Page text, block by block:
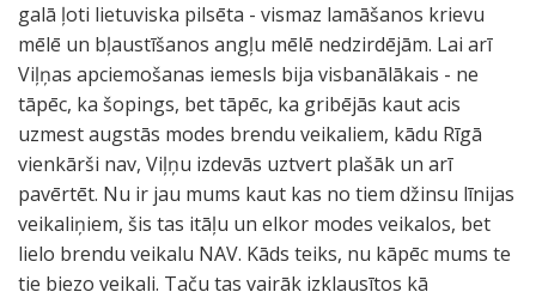
galā ļoti lietuviska pilsēta - vismaz lamāšanos krievu
mēlē un bļaustīšanos angļu mēlē nedzirdējām. Lai arī
Viļņas apciemošanas iemesls bija visbanālākais - ne
tāpēc, ka šopings, bet tāpēc, ka gribējās kaut acis
uzmest augstās modes brendu veikaliem, kādu Rīgā
vienkārši nav, Viļņu izdevās uztvert plašāk un arī
pavērtēt. Nu ir jau mums kaut kas no tiem džinsu līnijas
veikaliņiem, šis tas itāļu un elkor modes veikalos, bet
lielo brendu veikalu NAV. Kāds teiks, nu kāpēc mums te
tie biezo veikali. Taču tas vairāk izklausītos kā